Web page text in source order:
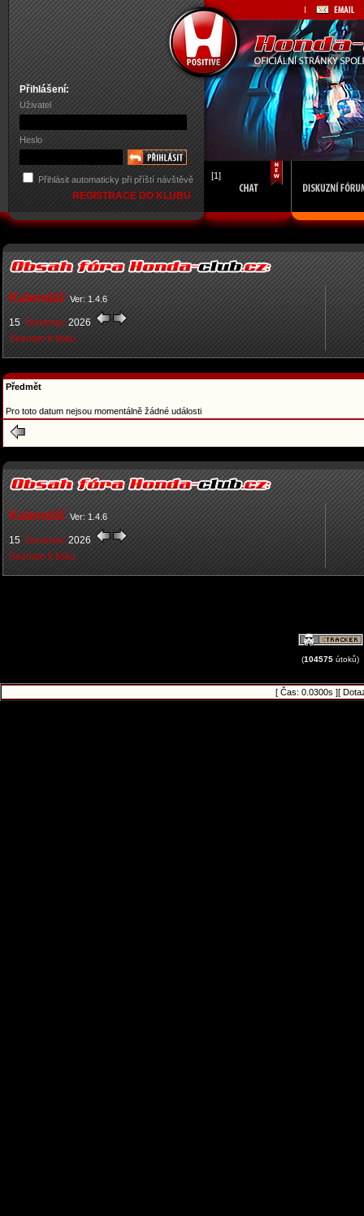
Přihlášení:
Uživatel
Heslo
Přihlásit automaticky při příští návštěvě
REGISTRACE DO KLUBU
[1]
Kalendář Ver: 1.4.6
15 červenec 2026
Seznam k tisku
Předmět
Pro toto datum nejsou momentálně žádné události
Kalendář Ver: 1.4.6
15 červenec 2026
Seznam k tisku
(104575 útoků)
[ Čas: 0.0300s ][